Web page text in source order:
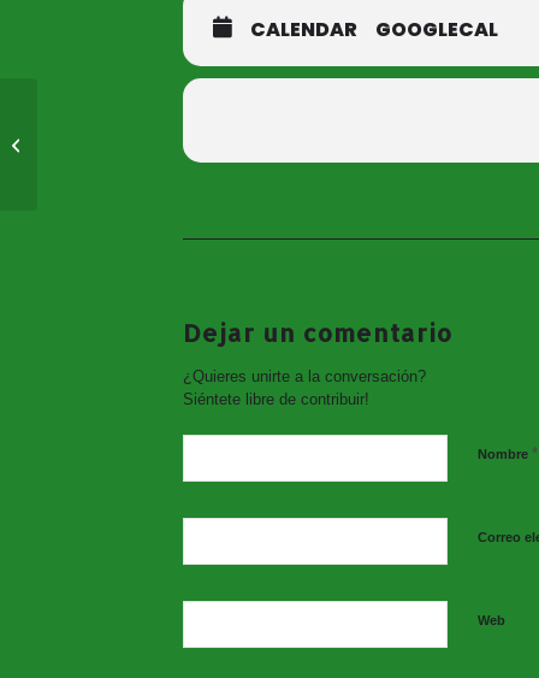
CALENDAR GOOGLECAL
Dejar un comentario
¿Quieres unirte a la conversación?
Siéntete libre de contribuir!
Nombre *
Correo
Web